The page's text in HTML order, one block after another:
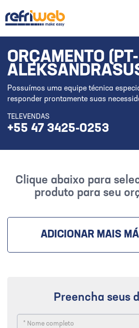
ORÇAMENTO
Possuímos uma equipe técnica
responder prontamente suas
TELEVENDAS
+55 47 3425-0253
Clique abaixo para
produto para seu
ADICIONAR MAIS
Preencha seus